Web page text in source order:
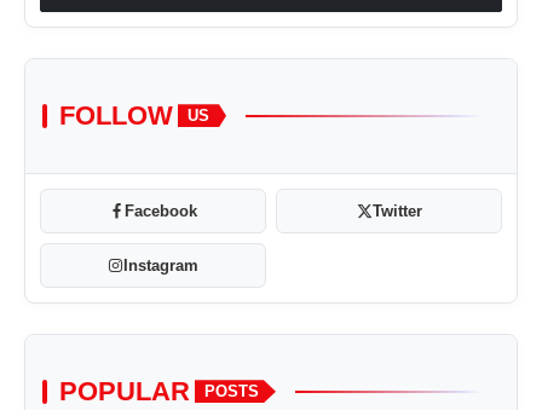
FOLLOW US
Facebook Twitter
Instagram
POPULAR POSTS